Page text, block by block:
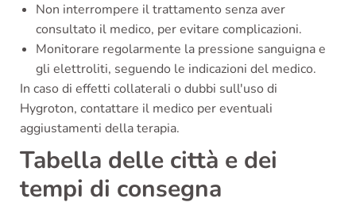
Non interrompere il trattamento senza aver
consultato il medico, per evitare complicazioni.
Monitorare regolarmente la pressione sanguigna e
gli elettroliti, seguendo le indicazioni del medico.
In caso di effetti collaterali o dubbi sull'uso di
Hygroton, contattare il medico per eventuali
aggiustamenti della terapia.
Tabella delle città e dei
tempi di consegna